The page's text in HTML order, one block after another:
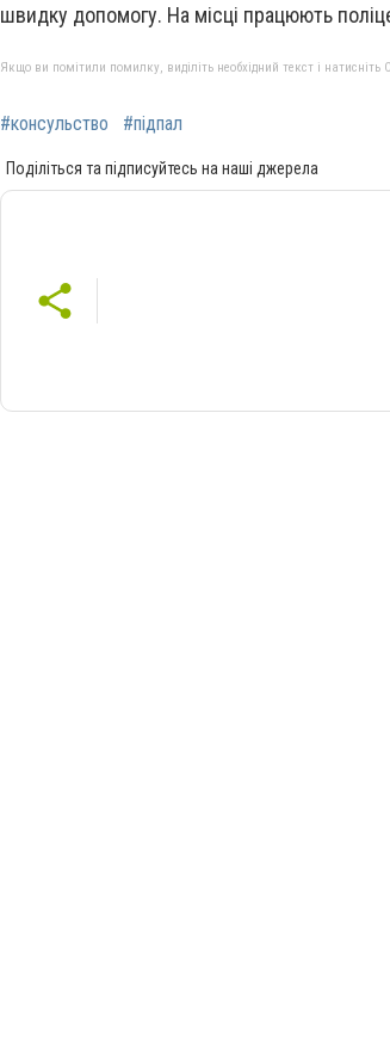
швидку допомогу. На місці працюють
Якщо ви помітили помилку, виділіть необхідний текст і
#консульство #підпал
Поділіться та підписуйтесь на наші джерела